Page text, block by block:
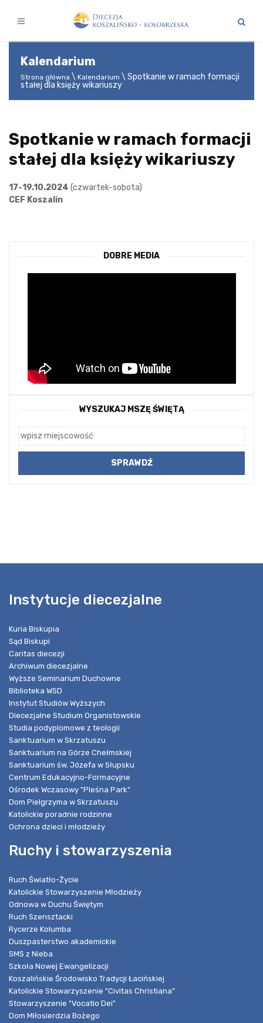
Kalendarium
Strona główna Kalendarium
Spotkanie w ramach formacji
stałej dla księży wikariuszy
Spotkanie w ramach formacji
stałej dla księży wikariuszy
17-19.10.2024 (czwartek-sobota)
CEF Koszalin
DOBRE MEDIA
WYSZUKAJ MSZĘ ŚWIĘTĄ
Instytucje diecezjalne
Kuria Biskupia
Sąd Biskupi
Caritas diecezji
Archiwum diecezjalne
Wyższe Seminarium Duchowne
Biblioteka WSD
Instytut Studiów Wyższych
Diecezjalne Studium Organistowskie
Studia podyplomowe z teologii
Sanktuarium w Skrzatuszu
Sanktuarium na Górze Chełmskiej
Sanktuarium św. Józefa w Słupsku
Centrum Edukacyjno-Formacyjne
Ośrodek Wczasowy "Pleśna Park"
Dom Pielgrzyma w Skrzatuszu
Katolickie poradnie rodzinne
Ochrona dzieci i młodzieży
Ruchy i stowarzyszenia
Ruch Światło-Życie
Katolickie Stowarzyszenie Młodzieży
Odnowa w Duchu Świętym
Ruch Szensztacki
Rycerze Kolumba
Duszpasterstwo akademickie
SMS z Nieba
Szkoła Nowej Ewangelizacji
Koszalińskie Środowisko Tradycji Łacińskiej
Katolickie Stowarzyszenie "Civitas Christiana"
Stowarzyszenie "Vocatio Dei"
Dom Miłosierdzia Bożego